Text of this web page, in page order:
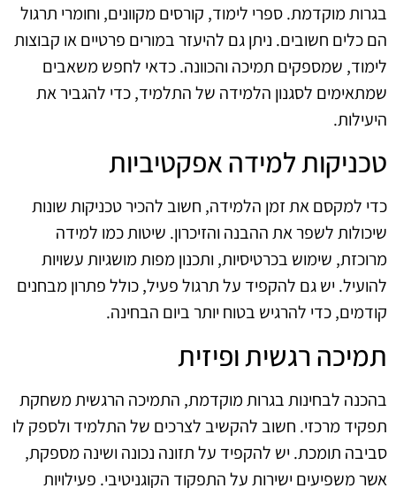
בגרות מוקדמת. ספרי לימוד, קורסים מקוונים, וחומרי תרגול
הם כלים חשובים. ניתן גם להיעזר במורים פרטיים או קבוצות
לימוד, שמספקים תמיכה והכוונה. כדאי לחפש משאבים
שמתאימים לסגנון הלמידה של התלמיד, כדי להגביר את
היעילות.
טכניקות למידה אפקטיביות
כדי למקסם את זמן הלמידה, חשוב להכיר טכניקות שונות
שיכולות לשפר את ההבנה והזיכרון. שיטות כמו למידה
מרוכזת, שימוש בכרטיסיות, ותכנון מפות מושגיות עשויות
להועיל. יש גם להקפיד על תרגול פעיל, כולל פתרון מבחנים
קודמים, כדי להרגיש בטוח יותר ביום הבחינה.
תמיכה רגשית ופיזית
בהכנה לבחינות בגרות מוקדמת, התמיכה הרגשית משחקת
תפקיד מרכזי. חשוב להקשיב לצרכים של התלמיד ולספק לו
סביבה תומכת. יש להקפיד על תזונה נכונה ושינה מספקת,
אשר משפיעים ישירות על התפקוד הקוגניטיבי. פעילויות